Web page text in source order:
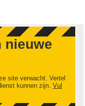
nieuwe
site verwacht. Vertel
kunnen zijn. Vul